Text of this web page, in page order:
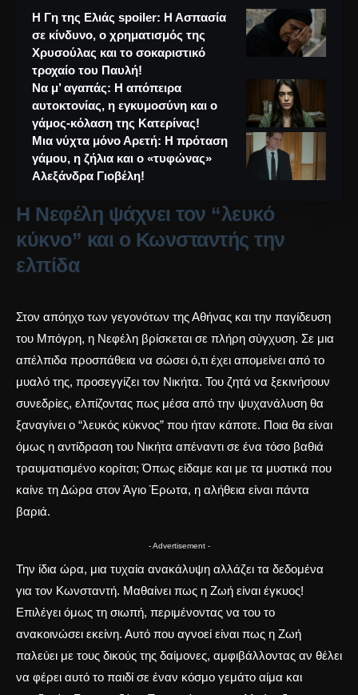
Η Γη της Ελιάς spoiler: Η Ασπασία
σε κίνδυνο, ο χρηματισμός της
Χρυσούλας και το σοκαριστικό
τροχαίο του Παυλή!
Να μ’ αγαπάς: Η απόπειρα
αυτοκτονίας, η εγκυμοσύνη και ο
γάμος-κόλαση της Κατερίνας!
Μια νύχτα μόνο Αρετή: Η πρόταση
γάμου, η ζήλια και ο «τυφώνας»
Αλεξάνδρα Γιοβέλη!
Η Νεφέλη ψάχνει τον “λευκό
κύκνο” και ο Κωνσταντής την
ελπίδα
Στον απόηχο των γεγονότων της Αθήνας και την παγίδευση
του Μπόγρη, η Νεφέλη βρίσκεται σε πλήρη σύγχυση. Σε μια
απέλπιδα προσπάθεια να σώσει ό,τι έχει απομείνει από το
μυαλό της, προσεγγίζει τον Νικήτα. Του ζητά να ξεκινήσουν
συνεδρίες, ελπίζοντας πως μέσα από την ψυχανάλυση θα
ξαναγίνει ο “λευκός κύκνος” που ήταν κάποτε. Ποια θα είναι
όμως η αντίδραση του Νικήτα απέναντι σε ένα τόσο βαθιά
τραυματισμένο κορίτσι; Όπως είδαμε και με τα μυστικά που
καίνε τη Δώρα στον Άγιο Έρωτα, η αλήθεια είναι πάντα
βαριά.
- Advertisement -
Την ίδια ώρα, μια τυχαία ανακάλυψη αλλάζει τα δεδομένα
για τον Κωνσταντή. Μαθαίνει πως η Ζωή είναι έγκυος!
Επιλέγει όμως τη σιωπή, περιμένοντας να του το
ανακοινώσει εκείνη. Αυτό που αγνοεί είναι πως η Ζωή
παλεύει με τους δικούς της δαίμονες, αμφιβάλλοντας αν θέλει
να φέρει αυτό το παιδί σε έναν κόσμο γεμάτο αίμα και